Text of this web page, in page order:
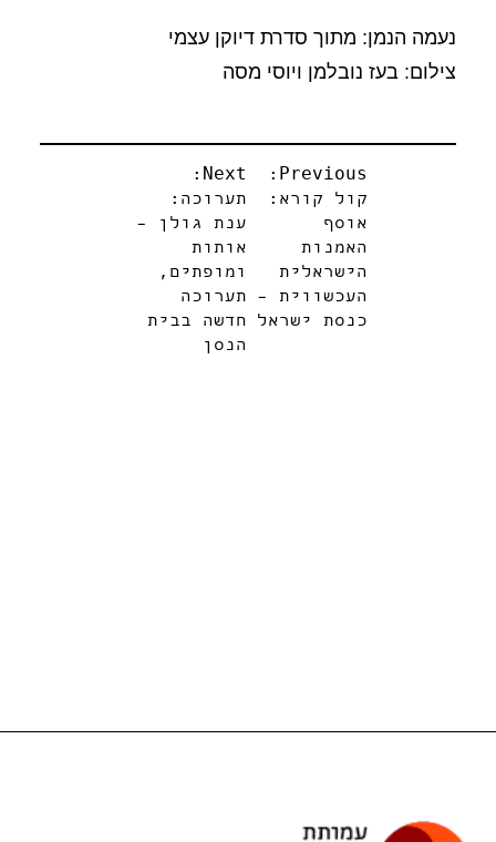
נעמה הנמן: מתוך סדרת דיוקן עצמי
צילום: בעז נובלמן ויוסי מסה
ניווטPrevious:
קול קורא:
אוסף
האמנות
הישראלית
העכשווית –
כנסת ישראל
Next:
תערוכה:
ענת גולן –
אותות
ומופתים,
תערוכה
חדשה בבית
הנסן